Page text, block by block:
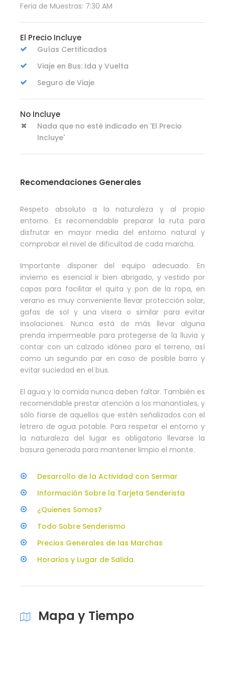
Feria de Muestras: 7:30 AM
El Precio Incluye
Guías Certificados
Viaje en Bus: Ida y Vuelta
Seguro de Viaje
No Incluye
Nada que no esté indicado en 'El Precio
Incluye'
Recomendaciones Generales
Respeto absoluto a la naturaleza y al propio
entorno. Es recomendable preparar la ruta para
disfrutar en mayor media del entorno natural y
comprobar el nivel de dificultad de cada marcha.
Importante disponer del equipo adecuado. En
invierno es esencial ir bien abrigado, y vestido por
capas para facilitar el quita y pon de la ropa, en
verano es muy conveniente llevar protección solar,
gafas de sol y una visera o similar para evitar
insolaciones. Nunca está de más llevar alguna
prenda impermeable para protegerse de la lluvia y
contar con un calzado idóneo para el terreno, así
como un segundo par en caso de posible barro y
evitar suciedad en el bus.
El agua y la comida nunca deben faltar. También es
recomendable prestar atención a los manantiales, y
sólo fiarse de aquellos que estén señalizados con el
letrero de agua potable. Para respetar el entorno y
la naturaleza del lugar es obligatorio llevarse la
basura generada para mantener limpio el monte.
Desarrollo de la Actividad con Sermar
Información Sobre la Tarjeta Senderista
¿Quienes Somos?
Todo Sobre Senderismo
Precios Generales de las Marchas
Horarios y Lugar de Salida
Mapa y Tiempo